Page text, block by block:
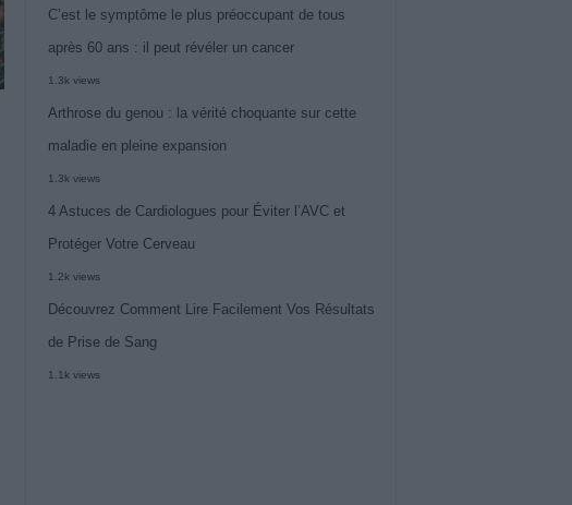
C’est le symptôme le plus préoccupant de tous
après 60 ans : il peut révéler un cancer
1.3k views
Arthrose du genou : la vérité choquante sur cette
maladie en pleine expansion
1.3k views
4 Astuces de Cardiologues pour Éviter l’AVC et
Protéger Votre Cerveau
1.2k views
Découvrez Comment Lire Facilement Vos Résultats
de Prise de Sang
1.1k views